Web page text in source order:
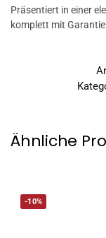
Präsentiert in einer
komplett mit
Ähnliche
-10%